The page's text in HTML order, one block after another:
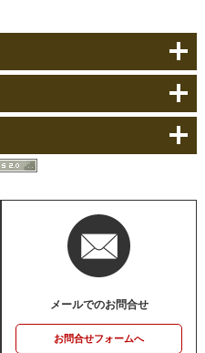
メールでのお問合せ
お問合せフォームへ